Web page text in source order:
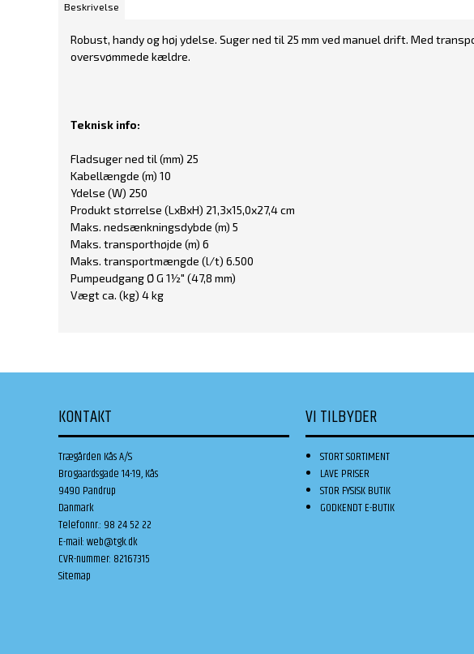
Beskrivelse
Robust, handy og høj ydelse. Suger ned til 25 mm ved manuel drift. Med
oversvømmede kældre.
Teknisk info:
Fladsuger ned til (mm) 25
Kabellængde (m) 10
Ydelse (W) 250
Produkt størrelse (LxBxH) 21,3x15,0x27,4 cm
Maks. nedsænkningsdybde (m) 5
Maks. transporthøjde (m) 6
Maks. transportmængde (l/t) 6.500
Pumpeudgang Ø G 1½" (47,8 mm)
Vægt ca. (kg) 4 kg
KONTAKT
Trægården Kås A/S
Brogaardsgade 14-19, Kås
9490 Pandrup
Danmark
Telefonnr.: 98 24 52 22
E-mail:web@tgk.dk
CVR-nummer: 82167315
Sitemap
VI TILBYDER
STORT SORTIMENT
LAVE PRISER
STOR FYSISK BUTIK
GODKENDT E-BUTIK